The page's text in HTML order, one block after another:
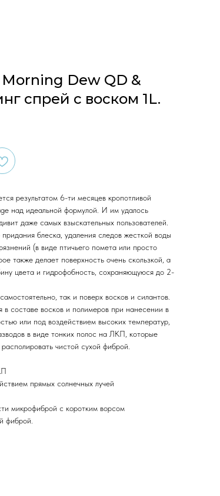
Dew QD &
спрей с воском 1L.
результатом 6-ти месяцев кропотливой
над идеальной формулой. И им удалось
даже самых взыскательных пользователей.
блеска, удаления следов жесткой воды
(в виде птичьего помета или просто
также делает поверхность очень скользкой, а
цвета и гидрофобность, сохраняющуюся до 2-
так и поверх восков и силантов.
в составе восков и полимеров при нанесении в
или под воздействием высоких температур,
в виде тонких полос на ЛКП, которые
чистой сухой фиброй.
прямых солнечных лучей
микрофиброй с коротким ворсом
фиброй.